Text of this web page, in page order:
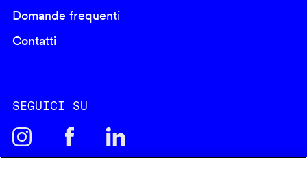
Domande frequenti
Contatti
SEGUICI SU